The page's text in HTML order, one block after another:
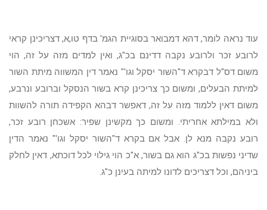
עוד נראה לומר, דהא דמבואר בסוגיית הגמ' בדף טו,א, דצריכינן קראי
לרובע זכר ולרובע נקבה דדינם בכ"ג, ואין למדים מזה על זה, הוי
משום דס"ל דבקרא ד"השור יסקל וגו'" נאמר דין המשווה מיתת השור
למיתת הבעלים, ומשום כך צריכינן קרא בשור הנסקל וברובע ונרבע,
משום דאין ללמוד מזה על זה, דאפשר דבהא הקפידה תורה להשוות
ולא במילתא אחריתי. ומשום כך מקשינן שפיר: אשכחן רובע זכר,
רובע נקבה מנא לן. אבל אם בקרא ד"השור יסקל וגו'" נאמר הדין
שדיני נפשות בכ"ג הוא גם בשור, א"כ הוי גילוי לכל דוכתא, דאין לחלק
ביניהם, וכל דצריכים לדונו למיתה בעינן כ"ג.